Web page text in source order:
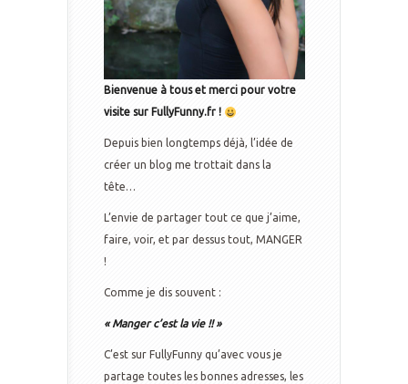
Bienvenue à tous et merci pour votre
visite sur FullyFunny.fr !
Depuis bien longtemps déjà, l’idée de
créer un blog me trottait dans la
tête…
L’envie de partager tout ce que j’aime,
faire, voir, et par dessus tout, MANGER
!
Comme je dis souvent :
« Manger c’est la vie !! »
C’est sur FullyFunny qu’avec vous je
partage toutes les bonnes adresses, les